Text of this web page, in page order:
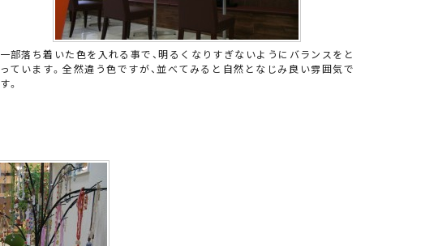
一部落ち着いた色を入れる事で、明るくなりすぎないようにバランスをと
っています。全然違う色ですが、並べてみると自然となじみ良い雰囲気で
す。